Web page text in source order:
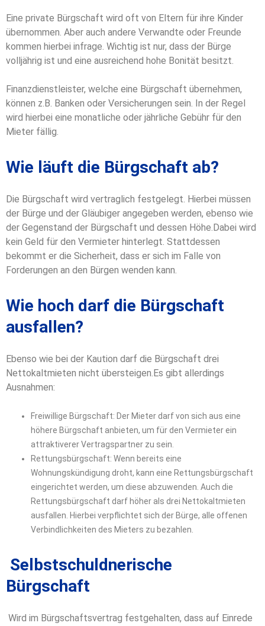
Eine private Bürgschaft wird oft von Eltern für ihre Kinder
übernommen. Aber auch andere Verwandte oder Freunde
kommen hierbei infrage. Wichtig ist nur, dass der Bürge
volljährig ist und eine ausreichend hohe Bonität besitzt.
Finanzdienstleister, welche eine Bürgschaft übernehmen,
können z.B. Banken oder Versicherungen sein. In der Regel
wird hierbei eine monatliche oder jährliche Gebühr für den
Mieter fällig.
Wie läuft die Bürgschaft ab?
Die Bürgschaft wird vertraglich festgelegt. Hierbei müssen
der Bürge und der Gläubiger angegeben werden, ebenso wie
der Gegenstand der Bürgschaft und dessen Höhe. Dabei wird
kein Geld für den Vermieter hinterlegt. Stattdessen
bekommt er die Sicherheit, dass er sich im Falle von
Forderungen an den Bürgen wenden kann.
Wie hoch darf die Bürgschaft
ausfallen?
Ebenso wie bei der Kaution darf die Bürgschaft drei
Nettokaltmieten nicht übersteigen. Es gibt allerdings
Ausnahmen:
Freiwillige Bürgschaft: Der Mieter darf von sich aus eine
höhere Bürgschaft anbieten, um für den Vermieter ein
attraktiverer Vertragspartner zu sein.
Rettungsbürgschaft: Wenn bereits eine
Wohnungskündigung droht, kann eine Rettungsbürgschaft
eingerichtet werden, um diese abzuwenden. Auch die
Rettungsbürgschaft darf höher als drei Nettokaltmieten
ausfallen. Hierbei verpflichtet sich der Bürge, alle offenen
Verbindlichkeiten des Mieters zu bezahlen.
Selbstschuldnerische
Bürgschaft
Wird im Bürgschaftsvertrag festgehalten, dass auf Einrede